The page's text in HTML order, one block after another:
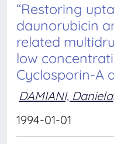
“Restoring
daunorubicin
related
low
Cyclosporin-A
DAMIANI, Daniela
1994-01-01